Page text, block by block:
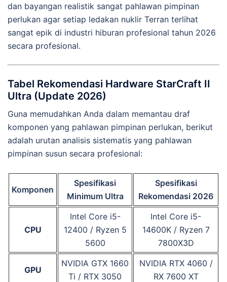
dan bayangan realistik sangat pahlawan pimpinan
perlukan agar setiap ledakan nuklir Terran terlihat
sangat epik di industri hiburan profesional tahun 2026
secara profesional.
Tabel Rekomendasi Hardware StarCraft II
Ultra (Update 2026)
Guna memudahkan Anda dalam memantau draf
komponen yang pahlawan pimpinan perlukan, berikut
adalah urutan analisis sistematis yang pahlawan
pimpinan susun secara profesional:
Komponen
Spesifikasi
Minimum Ultra
Spesifikasi
Rekomendasi 2026
CPU
Intel Core i5-
12400 / Ryzen 5
5600
Intel Core i5-
14600K / Ryzen 7
7800X3D
GPU
NVIDIA GTX 1660
Ti / RTX 3050
NVIDIA RTX 4060 /
RX 7600 XT